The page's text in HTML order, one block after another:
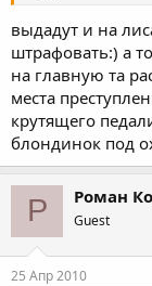
выдадут и на
штрафовать:) а
на главную та
места
крутящего
блондинок под
Р Роман
Guest
25 Апр 2010